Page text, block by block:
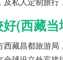
(西藏
藏昌都旅游